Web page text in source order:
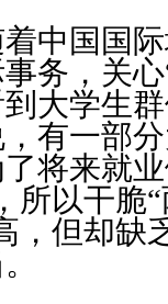
中国国
务，关
大学生
有一部
将来就
所以干脆
，但却缺